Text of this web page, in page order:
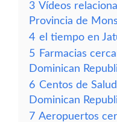
3 Vídeos
Provincia de
4 el tiempo en
5 Farmacias
Dominican
6 Centos de
Dominican
7 Aeropuertos